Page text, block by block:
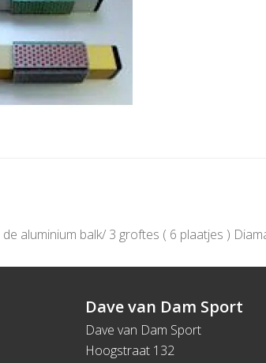
aluminium balk/ 3 groftes ( 6 plaatjes )
Dave van Dam Sport
Dave van Dam Sport
Hoogstraat 132